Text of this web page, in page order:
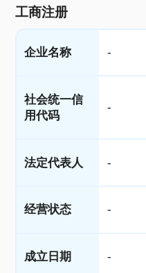
工商注册
企业名称 -
社会统一信
用代码
-
法定代表人 -
经营状态 -
成立日期 -